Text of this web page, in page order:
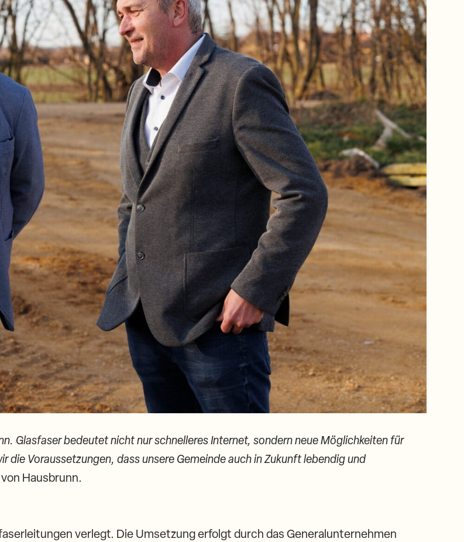
Glasfaser bedeutet nicht nur schnelleres Internet, sondern neue Möglichkeiten für
Voraussetzungen, dass unsere Gemeinde auch in Zukunft lebendig und
Hausbrunn.
verlegt. Die Umsetzung erfolgt durch das Generalunternehmen